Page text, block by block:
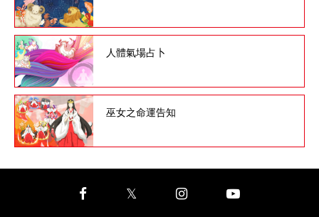
人體氣場占卜
巫女之命運告知